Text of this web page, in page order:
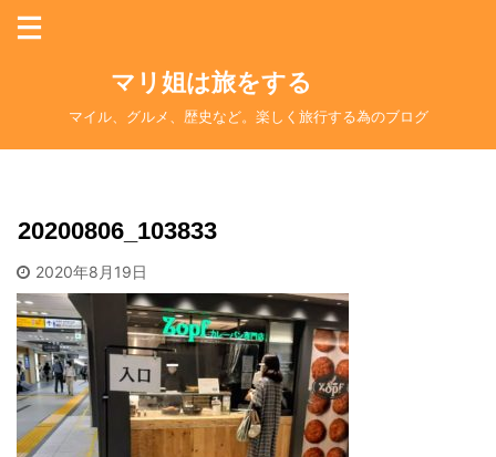
マリ姐は旅をする
マイル、グルメ、歴史など。楽しく旅行する為のブログ
20200806_103833
2020年8月19日